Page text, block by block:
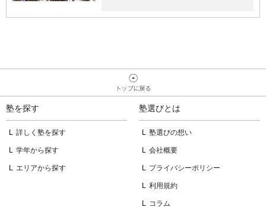
塾を探す
詳しく塾を探す
学年から探す
エリアから探す
塾選びとは
塾選びの想い
会社概要
プライバシーポリシー
利用規約
コラム